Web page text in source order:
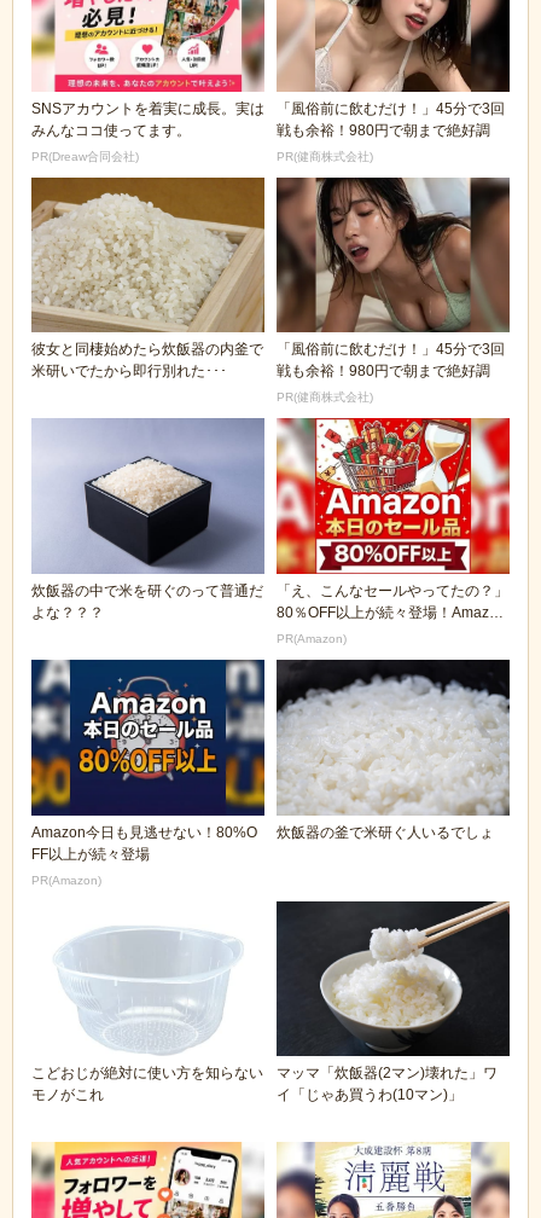
SNSアカウントを着実に成長。実は
みんなココ使ってます。
PR(Dreaw合同会社)
「風俗前に飲むだけ！」45分で3回
戦も余裕！980円で朝まで絶好調
PR(健商株式会社)
彼女と同棲始めたら炊飯器の内釜で
米研いでたから即行別れた･･･
「風俗前に飲むだけ！」45分で3回
戦も余裕！980円で朝まで絶好調
PR(健商株式会社)
炊飯器の中で米を研ぐのって普通だ
よな？？？
「え、こんなセールやってたの？」
80％OFF以上が続々登場！Amazon
の本気が...
PR(Amazon)
Amazon今日も見逃せない！80%O
FF以上が続々登場
PR(Amazon)
炊飯器の釜で米研ぐ人いるでしょ
こどおじが絶対に使い方を知らない
モノがこれ
マッマ「炊飯器(2マン)壊れた」ワ
イ「じゃあ買うわ(10マン)」